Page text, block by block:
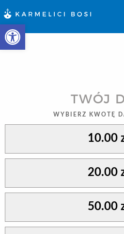
Otwórz pasek narzędzi
TWÓJ
WYBIERZ KWOTĘ